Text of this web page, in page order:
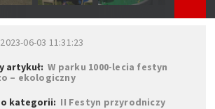
2023-06-03 11:31:23
artykuł:W parku 1000-lecia festyn
– ekologiczny
kategorii: II Festyn przyrodniczy